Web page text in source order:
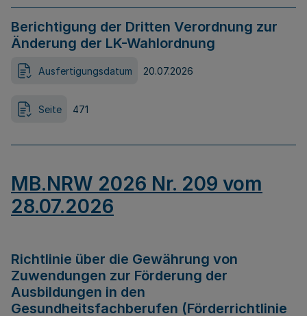
Berichtigung der Dritten Verordnung zur
Änderung der LK-Wahlordnung
Ausfertigungsdatum 20.07.2026
Seite 471
MB.NRW 2026 Nr. 209 vom
28.07.2026
Richtlinie über die Gewährung von
Zuwendungen zur Förderung der
Ausbildungen in den
Gesundheitsfachberufen (Förderrichtlinie